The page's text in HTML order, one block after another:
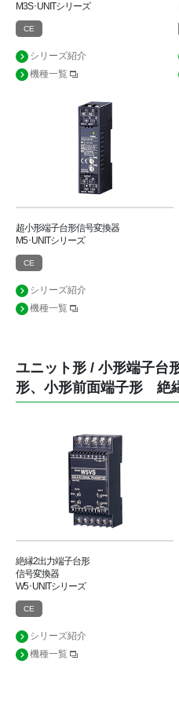
M3S･UNITシリーズ
CE
シリーズ紹介
機種一覧
超小形端子台形信号変換器
M5･UNITシリーズ
CE
シリーズ紹介
機種一覧
ユニット形 / 小形端子台
形、小形前面端子形 絶
絶縁2出力端子台形
信号変換器
W5･UNITシリーズ
CE
シリーズ紹介
機種一覧